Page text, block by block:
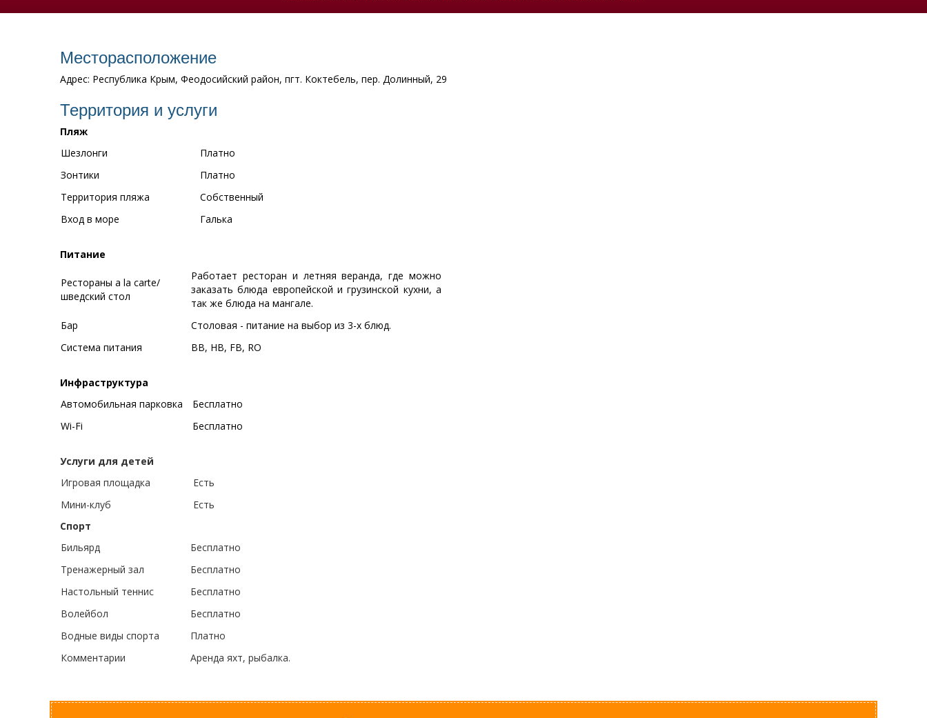
Месторасположение
Адрес: Республика Крым, Феодосийский район, пгт. Коктебель, пер. Долинный, 29
Территория и услуги
Пляж
Шезлонги
Платно
Зонтики
Платно
Территория пляжа
Собственный
Вход в море
Галька
Питание
Рестораны a la carte/
шведский стол
Работает ресторан и летняя веранда, где можно
заказать блюда европейской и грузинской кухни, а
так же блюда на мангале.
Бар
Столовая - питание на выбор из 3-х блюд.
Система питания
BB, HB, FB, RO
Инфраструктура
Автомобильная парковка
Бесплатно
Wi-Fi
Бесплатно
Услуги для детей
Игровая площадка
Есть
Мини-клуб
Есть
Спорт
Бильярд
Бесплатно
Тренажерный зал
Бесплатно
Настольный теннис
Бесплатно
Волейбол
Бесплатно
Водные виды спорта
Платно
Комментарии
Аренда яхт, рыбалка.